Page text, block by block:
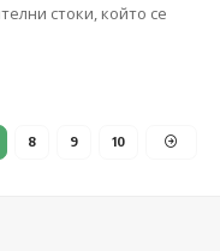
стоки, който се
8 9 10